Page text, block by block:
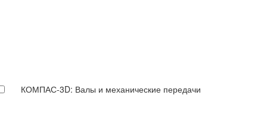
КОМПАС-3D: Валы и механические передачи